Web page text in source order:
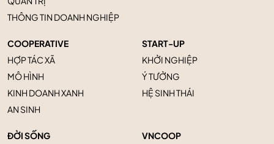
THÔNG TIN DOANH NGHIỆP
COOPERATIVE
HỢP TÁC XÃ
MÔ HÌNH
KINH DOANH XANH
AN SINH
START-UP
KHỞI NGHIỆP
Ý TƯỞNG
HỆ SINH THÁI
ĐỜI SỐNG
VNCOOP